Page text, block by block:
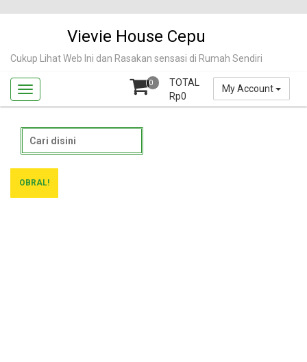
Vievie House Cepu
Cukup Lihat Web Ini dan Rasakan sensasi di Rumah Sendiri
My Account
0
TOTAL
Rp0
for:
OBRAL!